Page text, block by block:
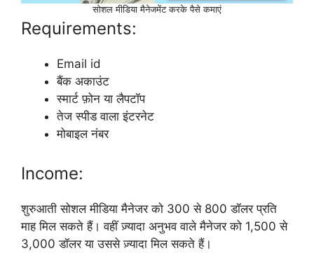
सोशल मीडिया मैनेजमेंट करके पैसे कमाएं
Requirements:
Email id
बैंक अकाउंट
स्मार्ट फ़ोन या लैपटॉप
तेज स्पीड वाला इंटरनेट
मोबाइल नंबर
Income:
शुरुआती सोशल मीडिया मैनेजर को 300 से 800 डॉलर प्रति
माह मिल सकते हैं। वहीं ज़्यादा अनुभव वाले मैनेजर को 1,500 से
3,000 डॉलर या उससे ज़्यादा मिल सकते हैं।